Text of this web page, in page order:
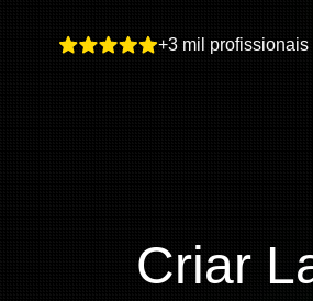
+3 mil
Criar